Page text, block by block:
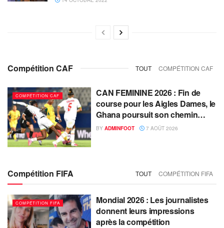
Compétition CAF TOUT COMPÉTITION CAF
COMPÉTITION CAF
CAN FEMININE 2026 : Fin de
course pour les Aigles Dames, le
Ghana poursuit son chemin…
BY ADMINFOOT 7 AOÛT 2026
Compétition FIFA TOUT COMPÉTITION FIFA
COMPÉTITION FIFA
Mondial 2026 : Les journalistes
donnent leurs impressions
après la compétition